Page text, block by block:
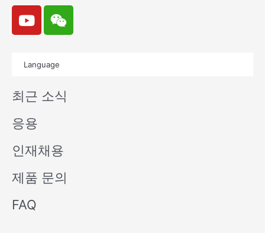
Y
o
u
e
W
e
i
n
Language
최근 소식
응용
인재채용
제품 문의
FAQ